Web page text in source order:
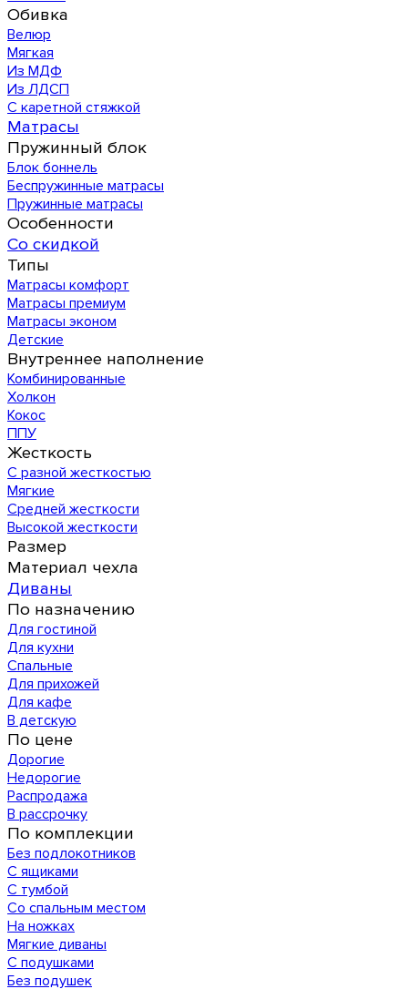
Обивка
Велюр
Мягкая
Из МДФ
Из ЛДСП
С каретной стяжкой
Матрасы
Пружинный блок
Блок боннель
Беспружинные матрасы
Пружинные матрасы
Особенности
Со скидкой
Типы
Матрасы комфорт
Матрасы премиум
Матрасы эконом
Детские
Внутреннее наполнение
Комбинированные
Холкон
Кокос
ППУ
Жесткость
С разной жесткостью
Мягкие
Средней жесткости
Высокой жесткости
Размер
Материал чехла
Диваны
По назначению
Для гостиной
Для кухни
Спальные
Для прихожей
Для кафе
В детскую
По цене
Дорогие
Недорогие
Распродажа
В рассрочку
По комплекции
Без подлокотников
С ящиками
С тумбой
Со спальным местом
На ножках
Мягкие диваны
С подушками
Без подушек